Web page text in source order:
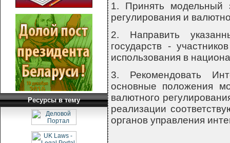
Ресурсы в тему
1. Принять модельный
регулирования и
2. Направить
государств -
использования в
3. Рекомендовать
основные положения
валютного
реализации
органов управления